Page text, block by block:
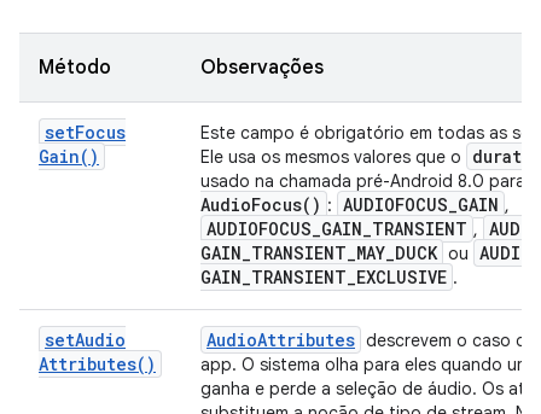
Método Observações
setFocus
Gain( )
Este campo é obrigatório em todas as
Ele usa os mesmos valores que o
usado na chamada pré-Android 8.0 para
AudioFocus( ) : AUDIOFOCUS_GAIN ,
AUDIOFOCUS_GAIN_TRANSIENT ,
GAIN_TRANSIENT_MAY_DUCK ou
GAIN_TRANSIENT_EXCLUSIVE .
setAudio
Attributes( )
AudioAttributes descrevem o caso
app. O sistema olha para eles quando um
ganha e perde a seleção de áudio. Os